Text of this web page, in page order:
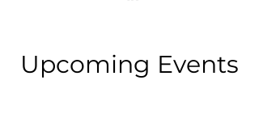
Upcoming Events